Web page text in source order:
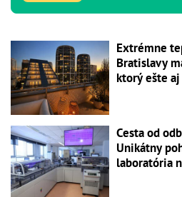
Extrémne
Bratislavy
ktorý ešte
Cesta od
Unikátny
laboratória